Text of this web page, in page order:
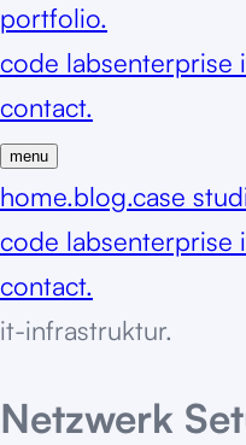
portfolio.
code labsenterprise
contact.
menu
home.blog.case
code labsenterprise
contact.
it-infrastruktur.
Netzwerk